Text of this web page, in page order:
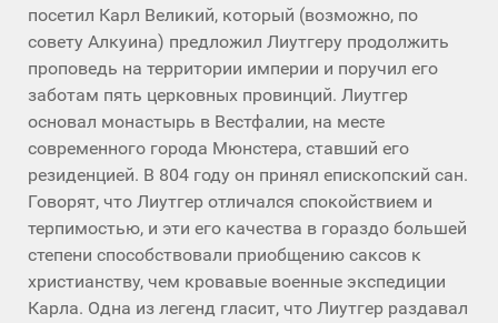
посетил Карл Великий, который (возможно, по
совету Алкуина) предложил Лиутгеру продолжить
проповедь на территории империи и поручил его
заботам пять церковных провинций. Лиутгер
основал монастырь в Вестфалии, на месте
современного города Мюнстера, ставший его
резиденцией. В 804 году он принял епископский сан.
Говорят, что Лиутгер отличался спокойствием и
терпимостью, и эти его качества в гораздо большей
степени способствовали приобщению саксов к
христианству, чем кровавые военные экспедиции
Карла. Одна из легенд гласит, что Лиутгер раздавал